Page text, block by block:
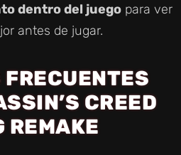
dentro del juego para ver
antes de jugar.
CREED
REMAKE